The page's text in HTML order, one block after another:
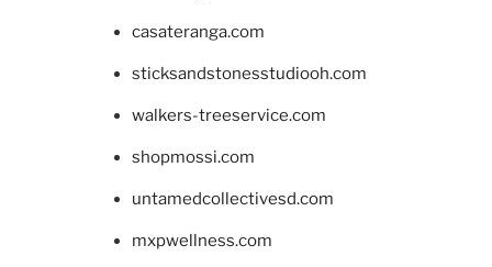
casateranga.com
sticksandstonesstudiooh.com
walkers-treeservice.com
shopmossi.com
untamedcollectivesd.com
mxpwellness.com